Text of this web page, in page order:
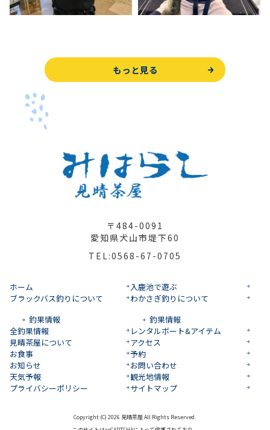
もっと見る
〒484-0091
愛知県犬山市堤下60
TEL:0568-67-0705
ホーム
入鹿池で遊ぶ
ブラックバス釣りについて
釣果情報
わかさぎ釣りについて
釣果情報
全釣果情報
レンタルボート&アイテム
見晴茶屋について
アクセス
お食事
予約
お知らせ
お問い合わせ
天気予報
観光地情報
プライバシーポリシー
サイトマップ
Copyright (C) 2026 見晴茶屋 All Rights Reserved.